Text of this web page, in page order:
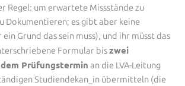
Regel: um erwartete Missstände zu
Dokumentieren; es gibt aber keine
Grund das sein muss), und ihr müsst das
Formular biszwei
Prüfungstermin an die LVA-Leitung
Studiendekan_in übermitteln (die